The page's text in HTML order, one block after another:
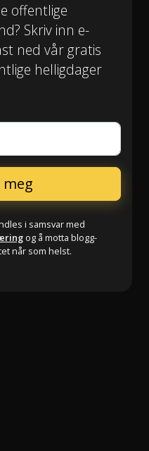
offentlige
Skriv inn e-
ned vår gratis
helligdager
i samsvar med
og å motta blogg-
når som helst.